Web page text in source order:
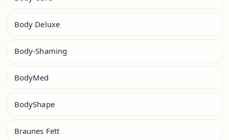
Body Deluxe
Body-Shaming
BodyMed
BodyShape
Braunes Fett